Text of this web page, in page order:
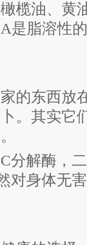
榄油、黄
是脂溶性
东西放
。其实它
解酶，二
对身体无